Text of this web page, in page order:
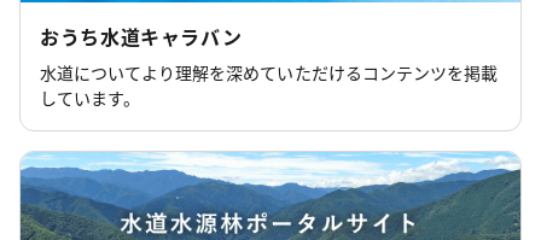
おうち水道キャラバン
水道についてより理解を深めていただけるコンテンツを掲載
しています。